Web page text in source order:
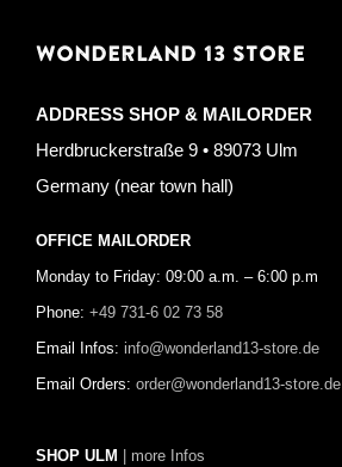
WONDERLAND 13 STORE
ADDRESS SHOP & MAILORDER
Herdbruckerstraße 9 • 89073 Ulm
Germany (near town hall)
OFFICE MAILORDER
Monday to Friday: 09:00 a.m. – 6:00 p.m
Phone: +49 731-6 02 73 58
Email Infos: info@wonderland13-store.de
Email Orders: order@wonderland13-store.de
SHOP ULM | more Infos